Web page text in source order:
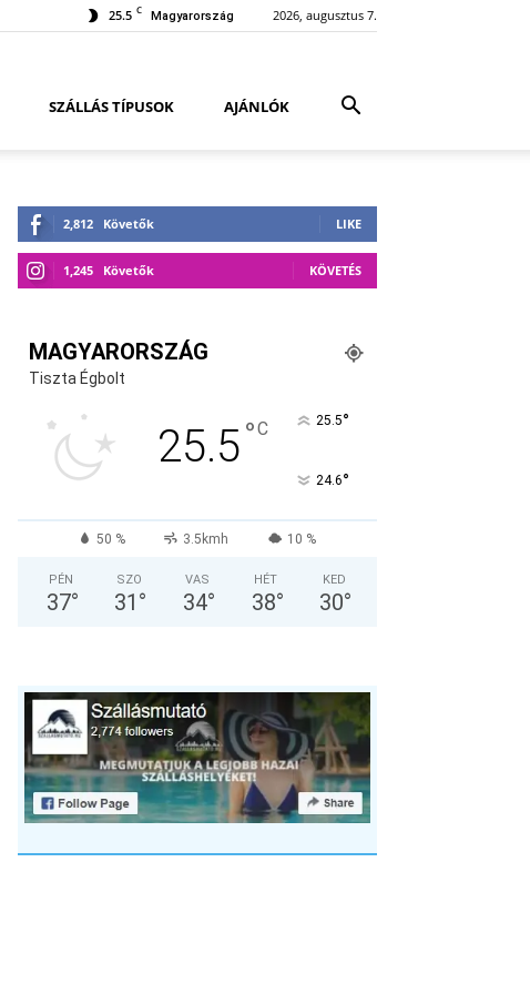
25.5 C Magyarország 2026, augusztus 7.
SZÁLLÁS TÍPUSOK AJÁNLÓK
2,812 Követők LIKE
1,245 Követők KÖVETÉS
MAGYARORSZÁG
Tiszta Égbolt
25.5°C 25.5°
24.6°
50 % 3.5kmh 10 %
PÉN
37°
SZO
31 °
VAS
34°
HÉT
38°
KED
30°